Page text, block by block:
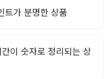
트가 분명한 상품
이 숫자로 정리되는 상